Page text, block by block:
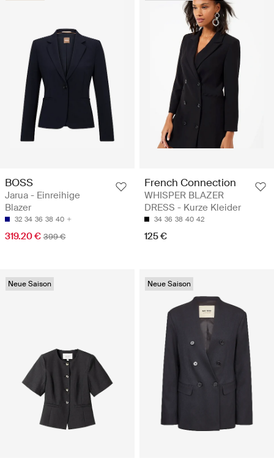
BOSS
Jarua - Einreihige
Blazer
32 34 36 38 40
319.20 € 399 €
French Connection
WHISPER BLAZER
DRESS - Kurze Kleider
34 36 38 40 42
125 €
Neue Saison Neue Saison